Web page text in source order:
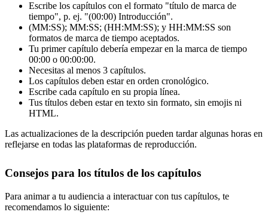
Escribe los capítulos con el formato "título de marca de
tiempo", p. ej. "(00:00) Introducción".
(MM:SS); MM:SS; (HH:MM:SS); y HH:MM:SS son
formatos de marca de tiempo aceptados.
Tu primer capítulo debería empezar en la marca de tiempo
00:00 o 00:00:00.
Necesitas al menos 3 capítulos.
Los capítulos deben estar en orden cronológico.
Escribe cada capítulo en su propia línea.
Tus títulos deben estar en texto sin formato, sin emojis ni
HTML.
Las actualizaciones de la descripción pueden tardar algunas horas en
reflejarse en todas las plataformas de reproducción.
Consejos para los títulos de los capítulos
Para animar a tu audiencia a interactuar con tus capítulos, te
recomendamos lo siguiente: